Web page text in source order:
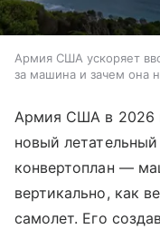
Армия США ускоряет
за машина и зачем она
Армия США в 2026
новый
конвертоплан —
вертикально, как
самолет. Его